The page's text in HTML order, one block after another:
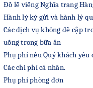
Đồ lễ viếng Nghĩa trang
Hành lý ký gửi và hành lý
Các dịch vụ không đề cập
uống trong bữa ăn
Phụ phí nếu Quý khách yêu
Các chi phí cá nhân.
Phụ phí phòng đơn